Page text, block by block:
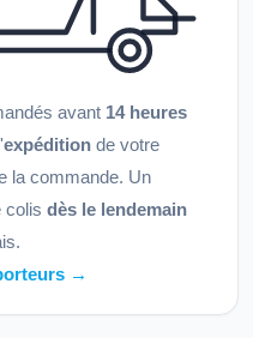
avant 14 heures
expédition de votre
la commande. Un
colis dès le lendemain
→